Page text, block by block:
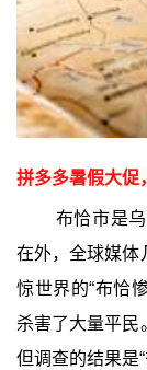
拼多多暑假大促
布恰市是
在外，全球媒体
惊世界的“布恰
杀害了大量平民
但调查的结果是